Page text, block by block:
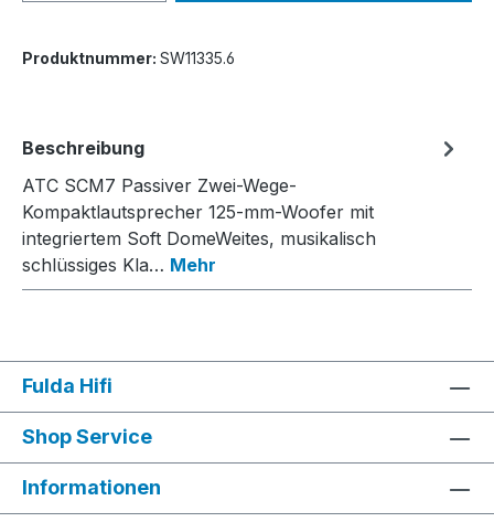
Produktnummer: SW11335.6
Beschreibung
ATC SCM7 Passiver Zwei-Wege-
Kompaktlautsprecher 125-mm-Woofer mit
integriertem Soft DomeWeites, musikalisch
schlüssiges Kla… Mehr
Fulda Hifi
Shop Service
Informationen